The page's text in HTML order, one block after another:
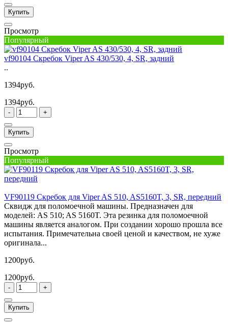
Купить
Просмотр
Популярный
vf90104 Скребок Viper AS 430/530, 4, SR, задний
..
1394руб.
1394руб.
- +
Купить
Просмотр
Популярный
VF90119 Скребок для Viper AS 510, AS5160T, 3, SR, передний
Сквидж для поломоечной машины. Предназначен для
моделей: AS 510; AS 5160T. Эта резинка для поломоечной
машины является аналогом. При создании хорошо прошла все
испытания. Примечательна своей ценой и качеством, не хуже
оригинала...
1200руб.
1200руб.
- +
Купить